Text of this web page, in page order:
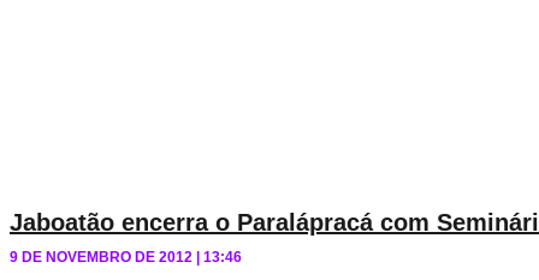
Jaboatão encerra o Paralápracá com
9 DE NOVEMBRO DE 2012 13:46